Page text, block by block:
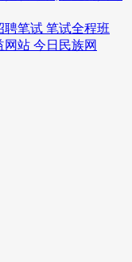
聘笔试 笔试全程班
站 今日民族网